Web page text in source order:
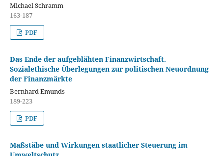
Michael Schramm
163-187
PDF
Das Ende der aufgeblähten Finanzwirtschaft.
Sozialethische Überlegungen zur politischen Neuordnung
der Finanzmärkte
Bernhard Emunds
189-223
PDF
Maßstäbe und Wirkungen staatlicher Steuerung im